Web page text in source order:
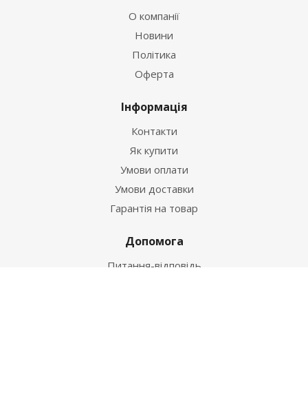
О компанії
Новини
Політика
Оферта
Інформація
Контакти
Як купити
Умови оплати
Умови доставки
Гарантія на товар
Допомога
Питання-відповідь